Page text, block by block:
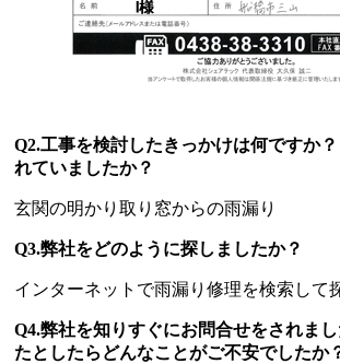
Q2.工事を検討したきっかけは何ですか
れていましたか？
玄関の明かり取り窓からの雨漏り
Q3.弊社をどのように探しましたか？
インターネットで雨漏り修理を検索して
Q4.弊社を知りすぐにお問合せをされま
たとしたらどんなことがご不安でしたか